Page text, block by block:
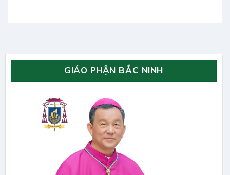
GIÁO PHẬN BẮC NINH